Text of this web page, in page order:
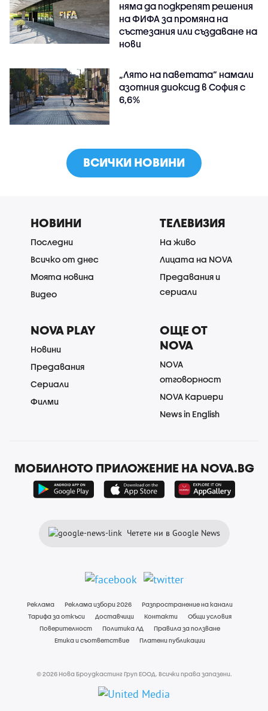
няма да подкрепят решения
на ФИФА за промяна на
състезания или създаване на
нови
„Лято на паветата“ намали
азотния диоксид в София с
6,6%
ВСИЧКИ НОВИНИ
НОВИНИ
Последни
Всичко от днес
Моята новина
Видео
ТЕЛЕВИЗИЯ
На живо
Лицата на NOVA
Предавания и
сериали
NOVA PLAY
Новини
Предавания
Сериали
Филми
ОЩЕ ОТ
NOVA
NOVA
отговорност
NOVA Кариери
News in English
МОБИЛНОТО ПРИЛОЖЕНИЕ НА NOVA.BG
Четете ни в Google News
Реклама Реклама избори 2026
Разпространение на канали
Тарифа за откъси
Доставчици Контакти
Общи условия
Поверителност
Политика ЛД
Правила за ползване
Етика и съответствие
Платени публикации
© 2026 Нова Броудкастинг Груп ЕООД. Всички права запазени.